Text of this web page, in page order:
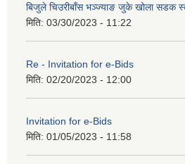
बिजुले चिउरीबाँस भञ्ज्याङ जुके खोला सडक
मिति: 03/30/2023 - 11:22
Re - Invitation for e-Bids
मिति: 02/20/2023 - 12:00
Invitation for e-Bids
मिति: 01/05/2023 - 11:58